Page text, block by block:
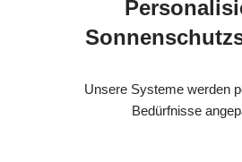
Unsere Systeme werden
Bedürfnisse